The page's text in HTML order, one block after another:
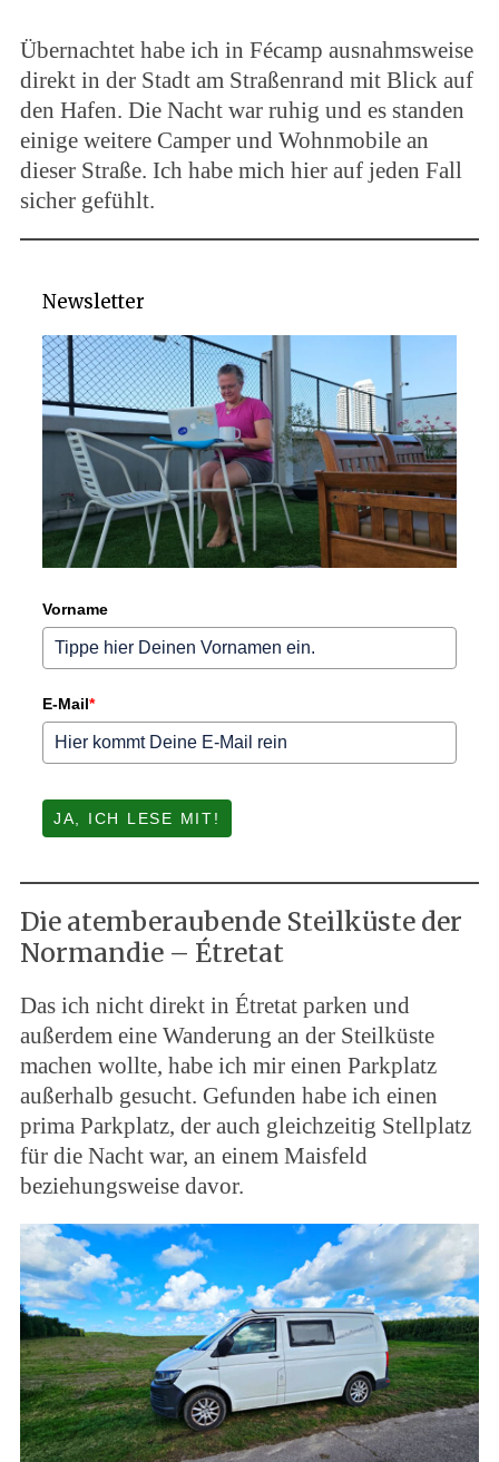
Übernachtet habe ich in Fécamp ausnahmsweise
direkt in der Stadt am Straßenrand mit Blick auf
den Hafen. Die Nacht war ruhig und es standen
einige weitere Camper und Wohnmobile an
dieser Straße. Ich habe mich hier auf jeden Fall
sicher gefühlt.
Newsletter
Vorname
E-Mail*
JA, ICH LESE MIT!
Die atemberaubende Steilküste der
Normandie – Étretat
Das ich nicht direkt in Étretat parken und
außerdem eine Wanderung an der Steilküste
machen wollte, habe ich mir einen Parkplatz
außerhalb gesucht. Gefunden habe ich einen
prima Parkplatz, der auch gleichzeitig Stellplatz
für die Nacht war, an einem Maisfeld
beziehungsweise davor.